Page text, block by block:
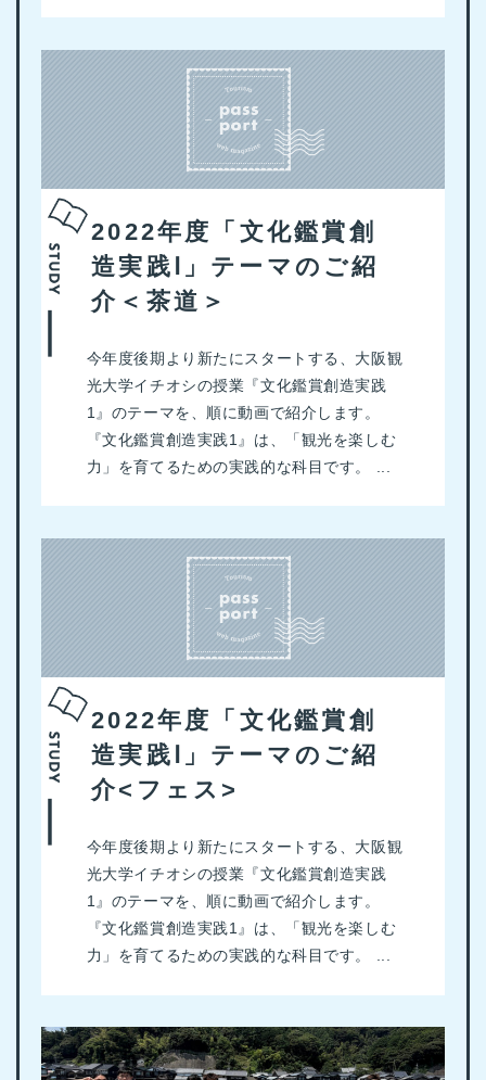
2022年度「文化鑑賞創
造実践Ⅰ」テーマのご紹
介＜茶道＞
今年度後期より新たにスタートする、大阪観
光大学イチオシの授業『文化鑑賞創造実践
1』のテーマを、順に動画で紹介します。
『文化鑑賞創造実践1』は、「観光を楽しむ
力」を育てるための実践的な科目です。 ...
2022年度「文化鑑賞創
造実践Ⅰ」テーマのご紹
介<フェス>
今年度後期より新たにスタートする、大阪観
光大学イチオシの授業『文化鑑賞創造実践
1』のテーマを、順に動画で紹介します。
『文化鑑賞創造実践1』は、「観光を楽しむ
力」を育てるための実践的な科目です。 ...